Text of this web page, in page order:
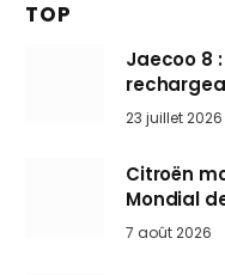
TOP
Jaecoo 8
arrive en
23 juillet 2026
Citroën
Mondial
Mini
7 août 2026